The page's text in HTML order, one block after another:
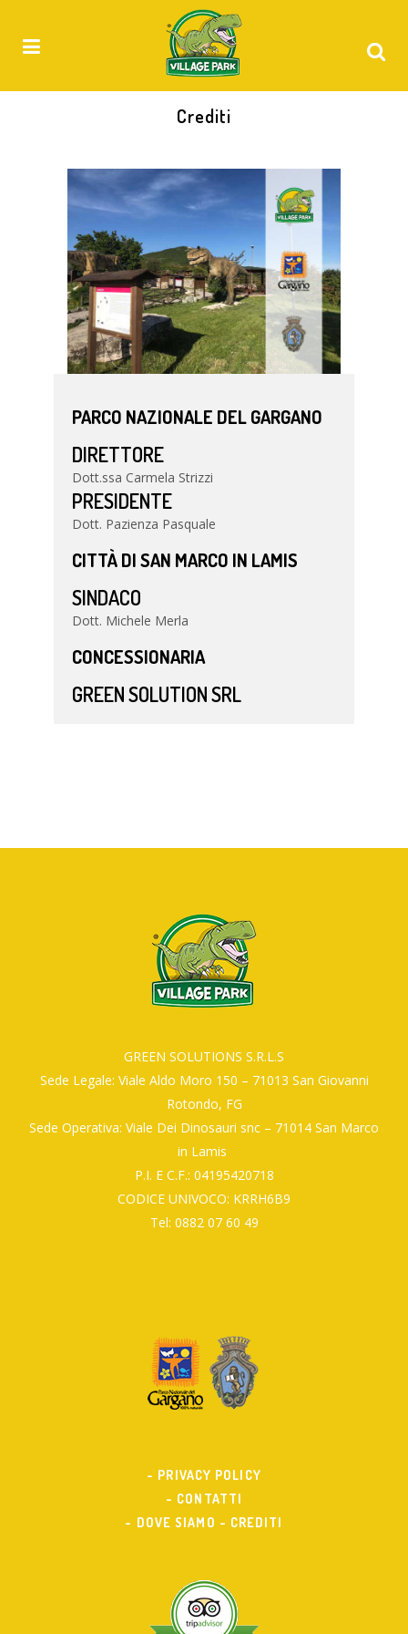
Crediti
PARCO NAZIONALE DEL GARGANO
DIRETTORE
Dott.ssa Carmela Strizzi
PRESIDENTE
Dott. Pazienza Pasquale
CITTÀ DI SAN MARCO IN LAMIS
SINDACO
Dott. Michele Merla
CONCESSIONARIA
GREEN SOLUTION SRL
GREEN SOLUTIONS S.R.L.S
Sede Legale: Viale Aldo Moro 150 – 71013 San Giovanni
Rotondo, FG
Sede Operativa: Viale Dei Dinosauri snc – 71014 San Marco
in Lamis
P.I. E C.F.: 04195420718
CODICE UNIVOCO: KRRH6B9
Tel: 0882 07 60 49
- PRIVACY POLICY
- CONTATTI
- DOVE SIAMO - CREDITI